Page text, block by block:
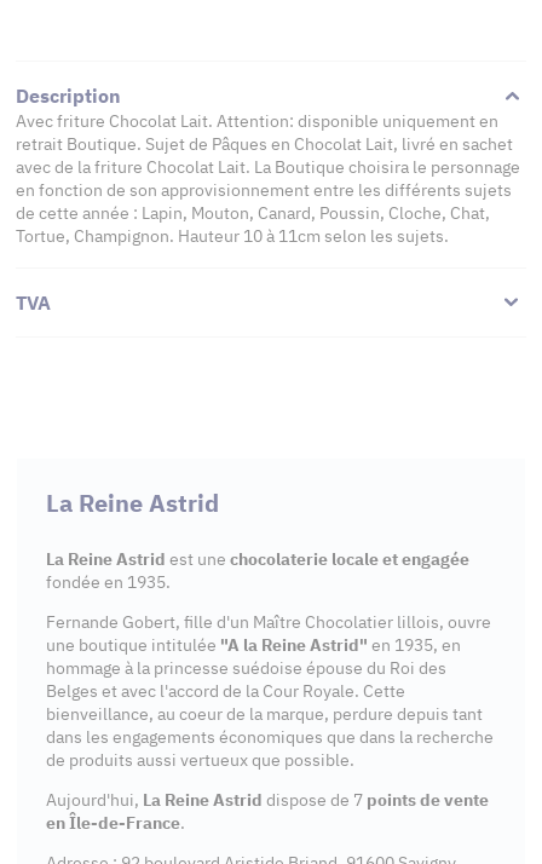
Description
Avec friture Chocolat Lait. Attention: disponible uniquement en
retrait Boutique. Sujet de Pâques en Chocolat Lait, livré en sachet
avec de la friture Chocolat Lait. La Boutique choisira le personnage
en fonction de son approvisionnement entre les différents sujets
de cette année : Lapin, Mouton, Canard, Poussin, Cloche, Chat,
Tortue, Champignon. Hauteur 10 à 11cm selon les sujets.
TVA
La Reine Astrid
La Reine Astrid est une chocolaterie locale et engagée
fondée en 1935.
Fernande Gobert, fille d'un Maître Chocolatier lillois, ouvre
une boutique intitulée "A la Reine Astrid" en 1935, en
hommage à la princesse suédoise épouse du Roi des
Belges et avec l'accord de la Cour Royale. Cette
bienveillance, au coeur de la marque, perdure depuis tant
dans les engagements économiques que dans la recherche
de produits aussi vertueux que possible.
Aujourd'hui, La Reine Astrid dispose de 7 points de vente
en Île-de-France.